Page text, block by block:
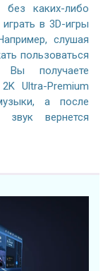
без каких-либо
в 3D-игры
слушая
пользоваться
Вы получаете
Ultra-Premium
а после
звук вернется